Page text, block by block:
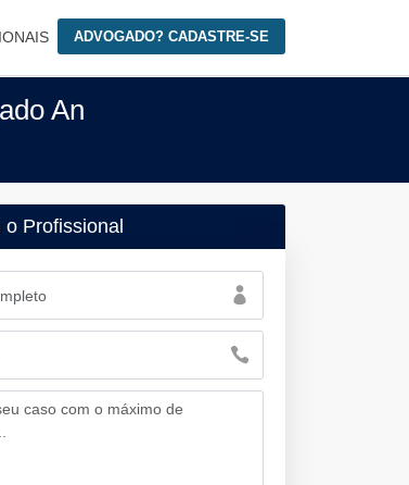
ADVOGADO? CADASTRE-SE
An
Profissional